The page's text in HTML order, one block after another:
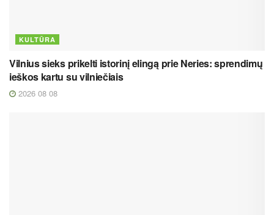
KULTŪRA
Vilnius sieks prikelti istorinį elingą prie Neries: sprendimų
ieškos kartu su vilniečiais
2026 08 08